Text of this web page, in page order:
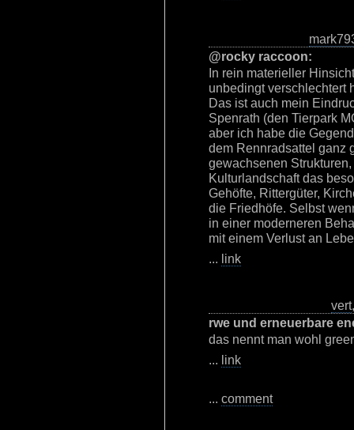
@rocky raccoon:
In rein materieller
unbedingt verschlechtert
Das ist auch mein
Spenrath (den Tierpark
aber ich habe die
dem Rennradsattel ganz
gewachsenen
Kulturlandschaft das
Gehöfte, Rittergüter,
die Friedhöfe. Selbst
in einer moderneren
mit einem Verlust an
... link
vert
rwe und erneuerbare
das nennt man wohl
... link
... comment